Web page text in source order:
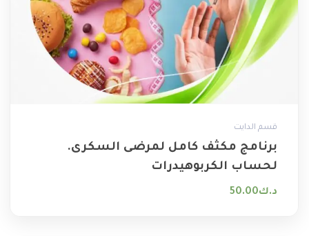
قسم الدايت
برنامج مكثف كامل لمرضى السكرى.
لحساب الكربوهيدرات
د.ك50.00